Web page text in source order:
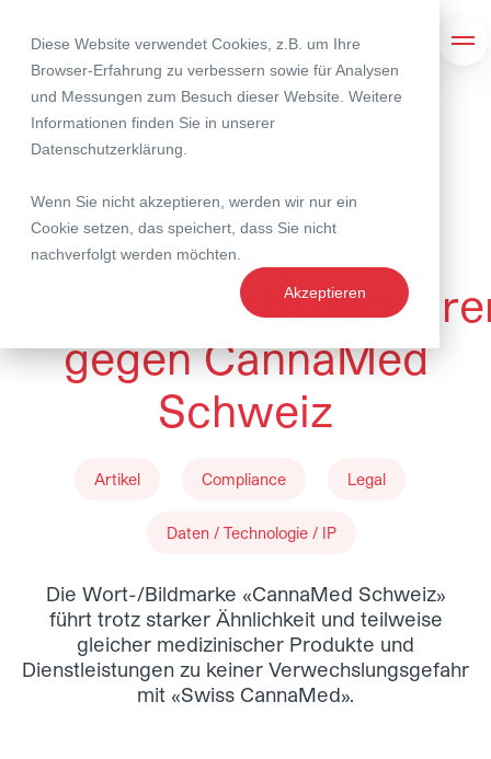
Diese Website verwendet Cookies, z.B. um Ihre
Browser-Erfahrung zu verbessern sowie für Analysen
und Messungen zum Besuch dieser Website. Weitere
Informationen finden Sie in unserer
Datenschutzerklärung
Wenn Sie nicht akzeptieren, werden wir nur ein
Cookie setzen, das speichert, dass Sie nicht
nachverfolgt werden möchten.
Akzeptieren
Suche
Swiss CannaMed
unterliegt im
gegen CannaMed
Schweiz
Artikel Compliance Legal
Daten / Technologie / IP
Die Wort-/Bildmarke «CannaMed Schweiz»
führt trotz starker Ähnlichkeit und teilweise
gleicher medizinischer Produkte und
Dienstleistungen zu keiner Verwechslungsgefahr
mit «Swiss CannaMed».